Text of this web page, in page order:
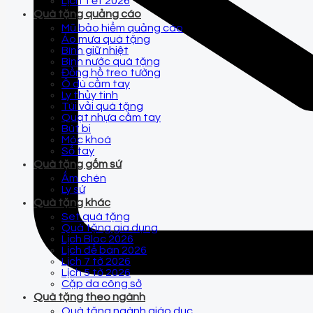
Quà tặng quảng cáo
Mũ bảo hiểm quảng cáo
Áo mưa quà tặng
Bình giữ nhiệt
Bình nước quà tặng
Đồng hồ treo tường
Ô dù cầm tay
Ly thủy tinh
Túi vải quà tặng
Quạt nhựa cầm tay
Bút bi
Móc khoá
Sổ tay
Quà tặng gốm sứ
Ấm chén
Ly sứ
Quà tặng khác
Set quà tặng
Quà tặng gia dụng
Lịch Bloc 2026
Lịch để bàn 2026
Lịch 7 tờ 2026
Lịch 5 tờ 2026
Cặp da công sở
Quà tặng theo ngành